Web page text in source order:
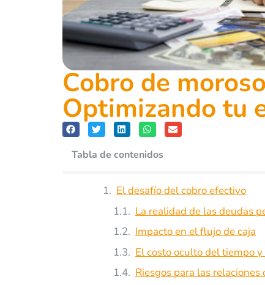
Cobro de
Optimizando tu
Tabla de contenidos
El desafío del cobro efectivo
La realidad de las deudas
Impacto en el flujo de caja
El costo oculto del tiempo y
Riesgos para las relaciones